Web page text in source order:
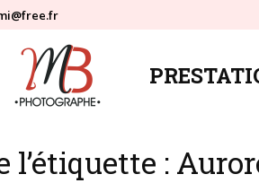
l’étiquette :